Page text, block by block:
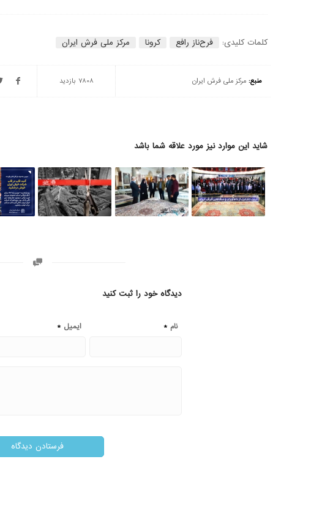
کلمات کلیدی: فرح‌ناز رافع کرونا مرکز ملی فرش ایران
منبع: مرکز ملی فرش ایران 7808 بازدید
شاید این موارد نیز مورد علاقه شما باشد
دیدگاه خود را ثبت کنید
نام * ایمیل *